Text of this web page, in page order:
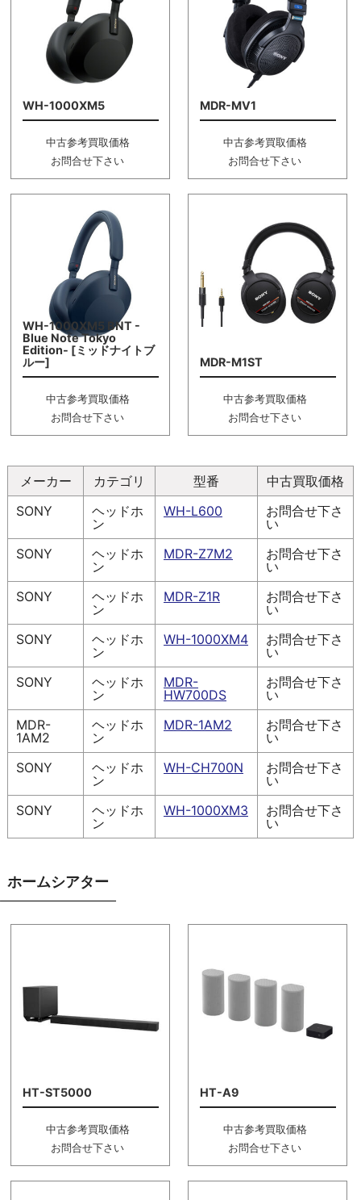
WH-1000XM5
中古参考買取価格
お問合せ下さい
MDR-MV1
中古参考買取価格
お問合せ下さい
WH-1000XM5 BNT -
Blue Note Tokyo
Edition- [ミッドナイトブ
ルー]
中古参考買取価格
お問合せ下さい
MDR-M1ST
中古参考買取価格
お問合せ下さい
メーカー カテゴリ 型番
中古買取価格
SONY
ヘッドホ
ン
WH-L600
お問合せ下さ
い
SONY
ヘッドホ
ン
MDR-Z7M2
お問合せ下さ
い
SONY
ヘッドホ
ン
MDR-Z1R
お問合せ下さ
い
SONY
ヘッドホ
ン
WH-1000XM4
お問合せ下さ
い
SONY
ヘッドホ
ン
MDR-
HW700DS
お問合せ下さ
い
MDR-
1AM2
ヘッドホ
ン
MDR-1AM2
お問合せ下さ
い
SONY
ヘッドホ
ン
WH-CH700N
お問合せ下さ
い
SONY
ヘッドホ
ン
WH-1000XM3
お問合せ下さ
い
ホームシアター
HT-ST5000
中古参考買取価格
お問合せ下さい
HT-A9
中古参考買取価格
お問合せ下さい